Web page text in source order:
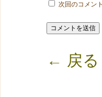
次回のコメン
← 戻る